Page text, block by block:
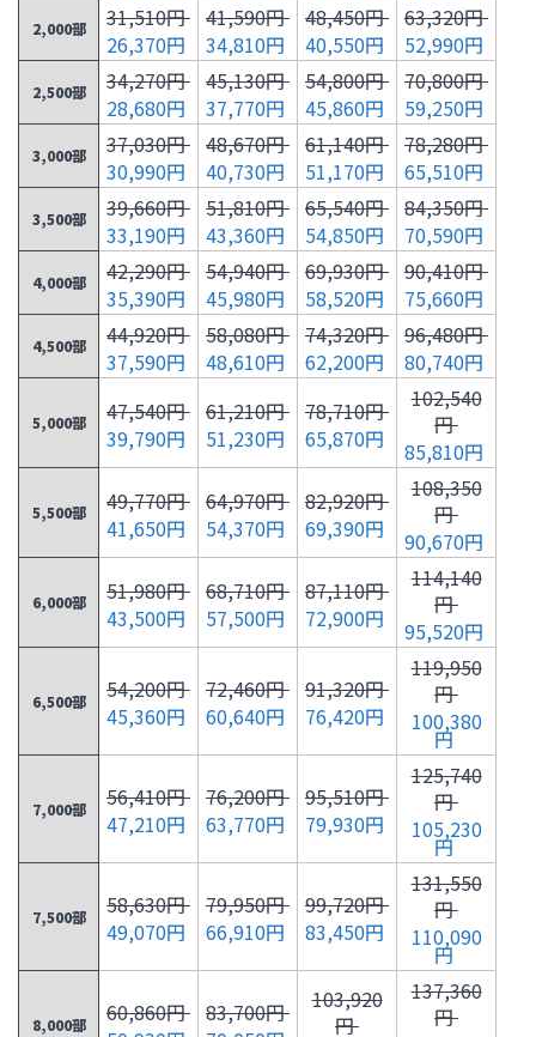
2,000部
31,510円
26,370円
41,590円
34,810円
48,450円
40,550円
63,320円
52,990円
2,500部
34,270円
28,680円
45,130円
37,770円
54,800円
45,860円
70,800円
59,250円
3,000部
37,030円
30,990円
48,670円
40,730円
61,140円
51,170円
78,280円
65,510円
3,500部
39,660円
33,190円
51,810円
43,360円
65,540円
54,850円
84,350円
70,590円
4,000部
42,290円
35,390円
54,940円
45,980円
69,930円
58,520円
90,410円
75,660円
4,500部
44,920円
37,590円
58,080円
48,610円
74,320円
62,200円
96,480円
80,740円
5,000部
47,540円
39,790円
61,210円
51,230円
78,710円
65,870円
102,540
円
85,810円
5,500部
49,770円
41,650円
64,970円
54,370円
82,920円
69,390円
108,350
円
90,670円
6,000部
51,980円
43,500円
68,710円
57,500円
87,110円
72,900円
114,140
円
95,520円
6,500部
54,200円
45,360円
72,460円
60,640円
91,320円
76,420円
119,950
円
100,380
円
7,000部
56,410円
47,210円
76,200円
63,770円
95,510円
79,930円
125,740
円
105,230
円
7,500部
58,630円
49,070円
79,950円
66,910円
99,720円
83,450円
131,550
円
110,090
円
8,000部
60,860円 83,700円
103,920
円
137,360
円